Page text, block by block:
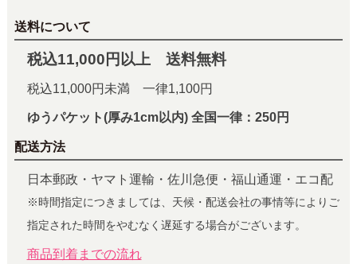
送料について
税込11,000円以上 送料無料
税込11,000円未満 一律1,100円
ゆうパケット(厚み1cm以内) 全国一律：250円
配送方法
日本郵政・ヤマト運輸・佐川急便・福山通運・エコ配
※時間指定につきましては、天候・配送会社の事情等によりご
指定された時間をやむなく遅延する場合がございます。
商品到着までの流れ